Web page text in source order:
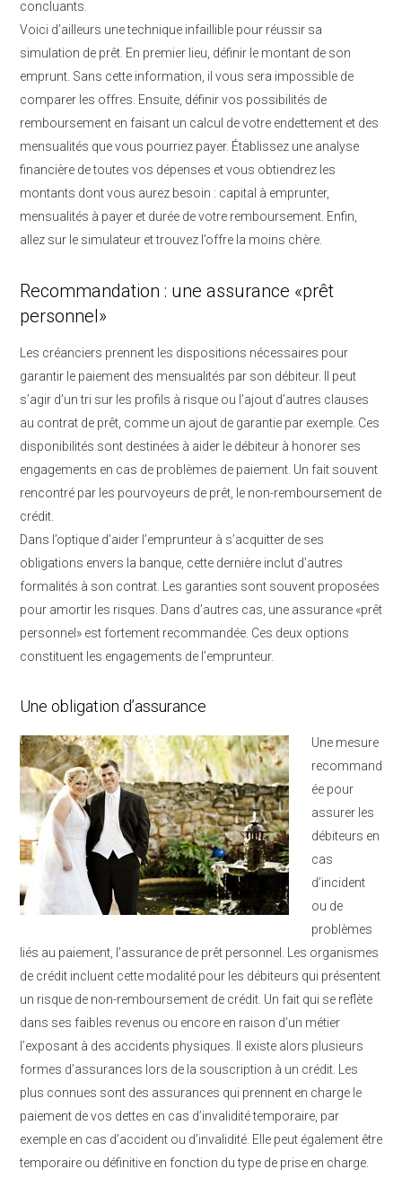
concluants.
Voici d’ailleurs une technique infaillible pour réussir sa
simulation de prêt. En premier lieu, définir le montant de son
emprunt. Sans cette information, il vous sera impossible de
comparer les offres. Ensuite, définir vos possibilités de
remboursement en faisant un calcul de votre endettement et des
mensualités que vous pourriez payer. Établissez une analyse
financière de toutes vos dépenses et vous obtiendrez les
montants dont vous aurez besoin : capital à emprunter,
mensualités à payer et durée de votre remboursement. Enfin,
allez sur le simulateur et trouvez l’offre la moins chère.
Recommandation : une assurance «prêt
personnel»
Les créanciers prennent les dispositions nécessaires pour
garantir le paiement des mensualités par son débiteur. Il peut
s’agir d’un tri sur les profils à risque ou l’ajout d’autres clauses
au contrat de prêt, comme un ajout de garantie par exemple. Ces
disponibilités sont destinées à aider le débiteur à honorer ses
engagements en cas de problèmes de paiement. Un fait souvent
rencontré par les pourvoyeurs de prêt, le non-remboursement de
crédit.
Dans l’optique d’aider l’emprunteur à s’acquitter de ses
obligations envers la banque, cette dernière inclut d’autres
formalités à son contrat. Les garanties sont souvent proposées
pour amortir les risques. Dans d’autres cas, une assurance «prêt
personnel» est fortement recommandée. Ces deux options
constituent les engagements de l’emprunteur.
Une obligation d’assurance
Une mesure
recommand
ée pour
assurer les
débiteurs en
cas
d’incident
ou de
problèmes
liés au paiement, l’assurance de prêt personnel. Les organismes
de crédit incluent cette modalité pour les débiteurs qui présentent
un risque de non-remboursement de crédit. Un fait qui se reflète
dans ses faibles revenus ou encore en raison d’un métier
l’exposant à des accidents physiques. Il existe alors plusieurs
formes d’assurances lors de la souscription à un crédit. Les
plus connues sont des assurances qui prennent en charge le
paiement de vos dettes en cas d’invalidité temporaire, par
exemple en cas d’accident ou d’invalidité. Elle peut également être
temporaire ou définitive en fonction du type de prise en charge.